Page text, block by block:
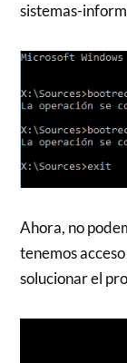
sistemas-
Ahora, no
tenemos
solucionar el